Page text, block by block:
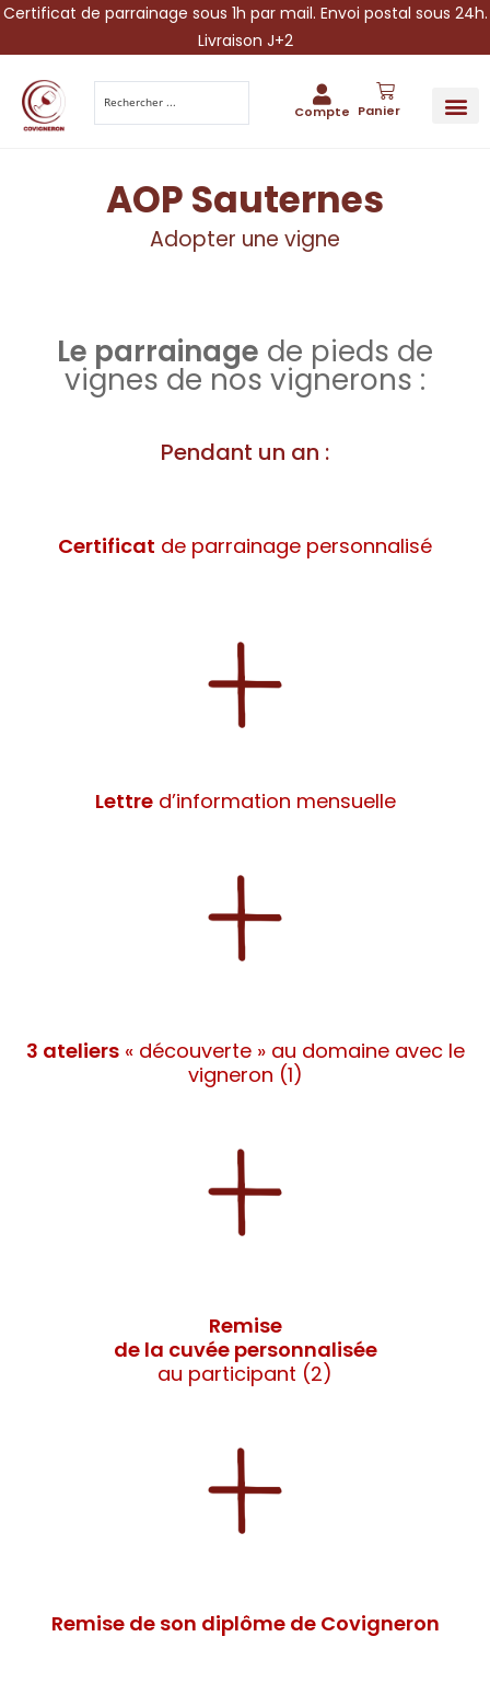
Certificat de parrainage sous 1h par mail. Envoi postal sous 24h.
Livraison J+2
Compte Panier
AOP Sauternes
Adopter une vigne
Le parrainage de pieds de
vignes de nos vignerons :
Pendant un an :
Certificat de parrainage personnalisé
Lettred’information mensuelle
3 ateliers« découverte » au domaine avec le
vigneron (1)
Remise
de la cuvée personnalisée
au participant (2)
Remise de son diplôme de Covigneron